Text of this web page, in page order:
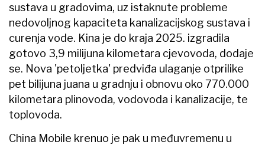
sustava u gradovima, uz istaknute probleme
nedovoljnog kapaciteta kanalizacijskog sustava i
curenja vode. Kina je do kraja 2025. izgradila
gotovo 3,9 milijuna kilometara cjevovoda, dodaje
se. Nova 'petoljetka' predviđa ulaganje otprilike
pet bilijuna juana u gradnju i obnovu oko 770.000
kilometara plinovoda, vodovoda i kanalizacije, te
toplovoda.
China Mobile krenuo je pak u međuvremenu u